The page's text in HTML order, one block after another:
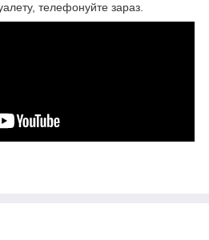
телефонуйте зараз.